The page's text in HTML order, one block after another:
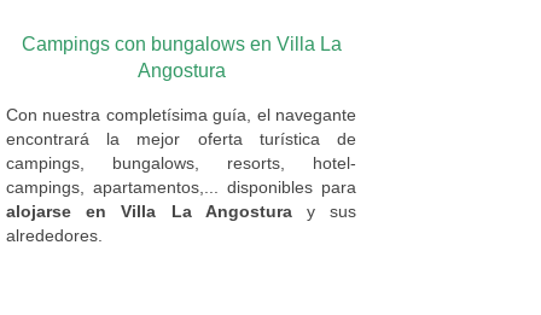
Campings con bungalows en Villa La
Angostura
Con nuestra completísima guía, el navegante
encontrará la mejor oferta turística de
campings, bungalows, resorts, hotel-
campings, apartamentos,... disponibles para
alojarse en Villa La Angosturay sus
alrededores.